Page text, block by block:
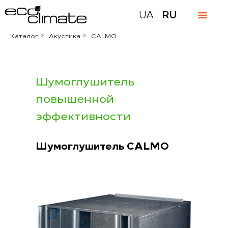
UA RU
Каталог » Акустика » CALMO
Шумоглушитель
повышенной
эффективности
Шумоглушитель CALMO